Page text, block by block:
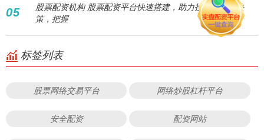
05
股票配资机构 股票配资平台快速搭建，助力投资者高效决
策，把握
标签列表
股票网络交易平台 网络炒股杠杆平台
安全配资 配资网站